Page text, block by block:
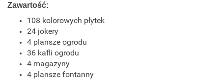
Zawartość:
108 kolorowych płytek
24 jokery
4 plansze ogrodu
36 kafli ogrodu
4 magazyny
4 plansze fontanny